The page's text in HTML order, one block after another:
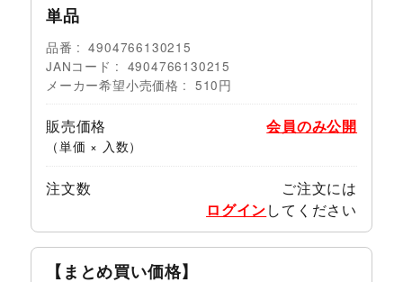
単品
品番
4904766130215
JANコード
4904766130215
メーカー希望小売価格
510円
販売価格
（単価 × 入数）
会員のみ公開
注文数
ご注文には
ログインしてください
【まとめ買い価格】